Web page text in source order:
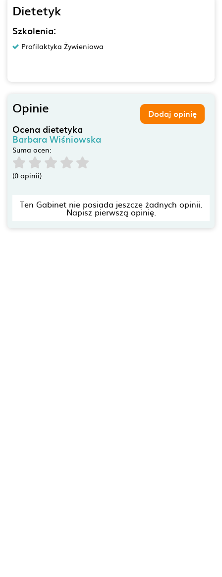
Dietetyk
Szkolenia:
Profilaktyka Żywieniowa
Opinie Dodaj opinię
Ocena dietetyka
Barbara Wiśniowska
Suma ocen:
(0 opinii)
Ten Gabinet nie posiada jeszcze żadnych opinii.
Napisz pierwszą opinię.